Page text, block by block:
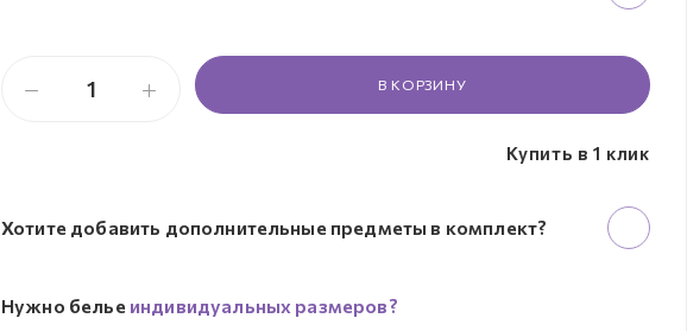
В КОРЗИНУ
Купить в 1 клик
Хотите добавить дополнительные предметы в комплект?
Нужно белье индивидуальных размеров?